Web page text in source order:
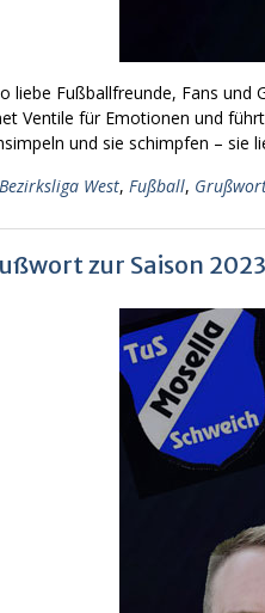
liebe Fußballfreunde, Fans und
Ventile für Emotionen und
und sie schimpfen – sie
Bezirksliga West, Fußball,
zur Saison